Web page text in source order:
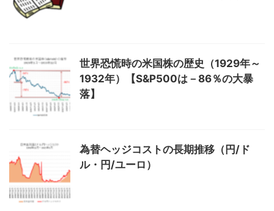
世界恐慌時の米国株の歴史（1929年～
1932年）【S&P500は－86％の大暴
落】
為替ヘッジコストの長期推移（円/ド
ル・円/ユーロ）